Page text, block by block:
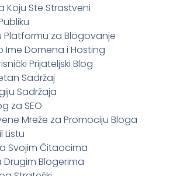
Koju Ste Strastveni
Platformu za Blogovanje
Ime Domena i Hosting
Prijateljski Blog
Sadržaj
Sadržaja
za SEO
Mreže za Promociju Bloga
Listu
Svojim Čitaocima
Drugim Blogerima